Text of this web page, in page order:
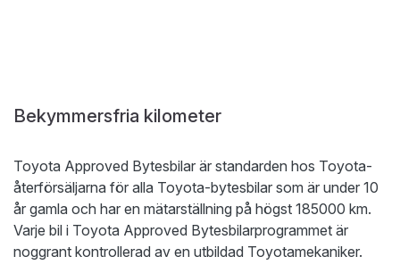
Bekymmersfria kilometer
Toyota Approved Bytesbilar är standarden hos Toyota-
återförsäljarna för alla Toyota-bytesbilar som är under 10
år gamla och har en mätarställning på högst 185000 km.
Varje bil i Toyota Approved Bytesbilarprogrammet är
noggrant kontrollerad av en utbildad Toyotamekaniker.